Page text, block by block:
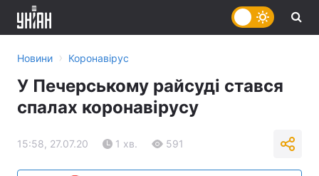
Новини › Коронавірус
У Печерському райсуді стався
спалах коронавірусу
15:58, 27.07.20 1 хв. 591